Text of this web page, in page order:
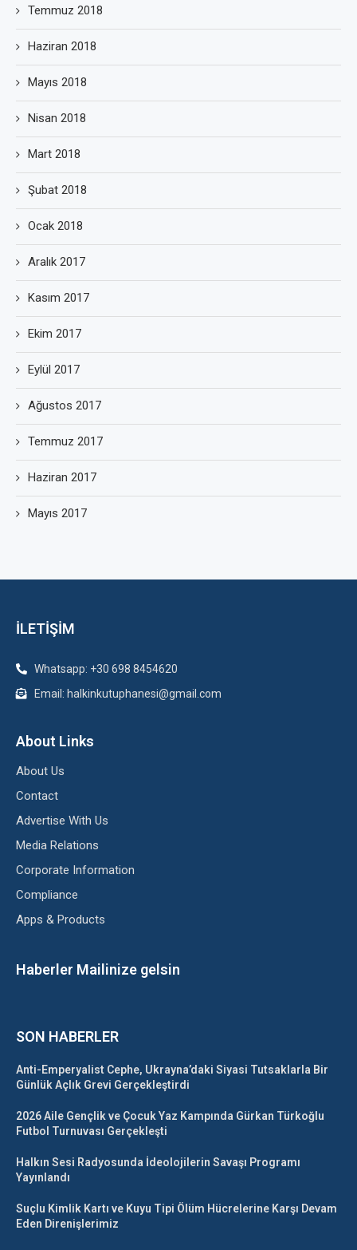
Temmuz 2018
Haziran 2018
Mayıs 2018
Nisan 2018
Mart 2018
Şubat 2018
Ocak 2018
Aralık 2017
Kasım 2017
Ekim 2017
Eylül 2017
Ağustos 2017
Temmuz 2017
Haziran 2017
Mayıs 2017
İLETİŞİM
Whatsapp: +30 698 8454620
Email: halkinkutuphanesi@gmail.com
About Links
About Us
Contact
Advertise With Us
Media Relations
Corporate Information
Compliance
Apps & Products
Haberler Mailinize gelsin
SON HABERLER
Anti-Emperyalist Cephe, Ukrayna’daki Siyasi Tutsaklarla Bir
Günlük Açlık Grevi Gerçekleştirdi
2026 Aile Gençlik ve Çocuk Yaz Kampında Gürkan Türkoğlu
Futbol Turnuvası Gerçekleşti
Halkın Sesi Radyosunda İdeolojilerin Savaşı Programı
Yayınlandı
Suçlu Kimlik Kartı ve Kuyu Tipi Ölüm Hücrelerine Karşı Devam
Eden Direnişlerimiz